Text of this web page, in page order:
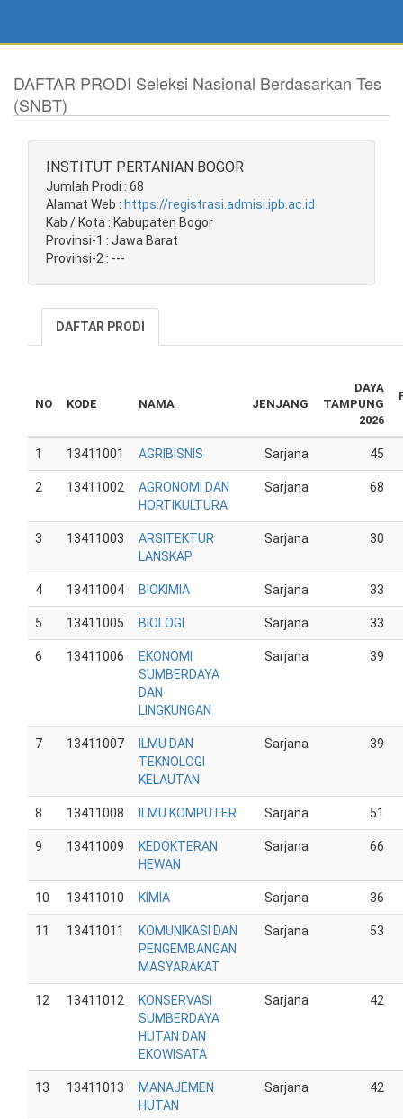
DAFTAR PRODI Seleksi Nasional Berdasarkan Tes
(SNBT)
INSTITUT PERTANIAN BOGOR
Jumlah Prodi : 68
Alamat Web : https://registrasi.admisi.ipb.ac.id
Kab / Kota : Kabupaten Bogor
Provinsi-1 : Jawa Barat
Provinsi-2 : ---
DAFTAR PRODI
NO KODE NAMA JENJANG
DAYA
TAMPUNG
2026
1 13411001 AGRIBISNIS Sarjana 45
2 13411002
AGRONOMI DAN
HORTIKULTURA
Sarjana 68
3 13411003
ARSITEKTUR
LANSKAP
Sarjana 30
4 13411004 BIOKIMIA Sarjana 33
5 13411005 BIOLOGI Sarjana 33
6 13411006
EKONOMI
SUMBERDAYA
DAN
LINGKUNGAN
Sarjana 39
7 13411007
ILMU DAN
TEKNOLOGI
KELAUTAN
Sarjana 39
8 13411008 ILMU KOMPUTER Sarjana 51
9 13411009
KEDOKTERAN
HEWAN
Sarjana 66
10 13411010 KIMIA Sarjana 36
11 13411011
KOMUNIKASI DAN
PENGEMBANGAN
MASYARAKAT
Sarjana 53
12 13411012
KONSERVASI
SUMBERDAYA
HUTAN DAN
EKOWISATA
Sarjana 42
13 13411013
MANAJEMEN
HUTAN
Sarjana 42